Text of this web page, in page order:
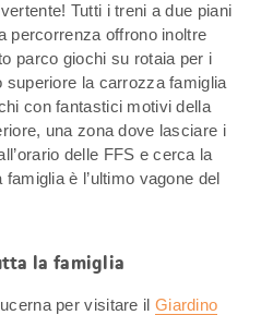
Tutti i treni a due piani
percorrenza offrono inoltre
parco giochi su rotaia per i
superiore la carrozza famiglia
con fantastici motivi della
una zona dove lasciare i
delle FFS e cerca la
è l’ultimo vagone del
la famiglia
per visitare il Giardino